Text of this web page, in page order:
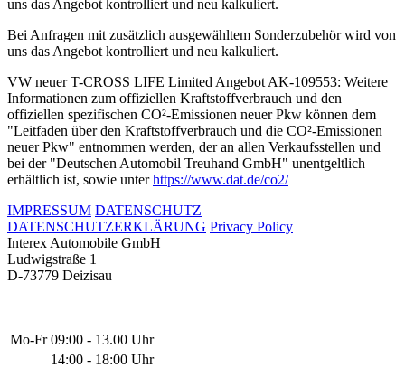
uns das Angebot kontrolliert und neu kalkuliert.
Bei Anfragen mit zusätzlich ausgewähltem Sonderzubehör wird von
uns das Angebot kontrolliert und neu kalkuliert.
VW neuer T-CROSS LIFE Limited Angebot AK-109553: Weitere
Informationen zum offiziellen Kraftstoffverbrauch und den
offiziellen spezifischen CO²-Emissionen neuer Pkw können dem
"Leitfaden über den Kraftstoffverbrauch und die CO²-Emissionen
neuer Pkw" entnommen werden, der an allen Verkaufsstellen und
bei der "Deutschen Automobil Treuhand GmbH" unentgeltlich
erhältlich ist, sowie unterhttps://www.dat.de/co2/
IMPRESSUM DATENSCHUTZ
DATENSCHUTZERKLÄRUNG Privacy Policy
Interex Automobile GmbH
Ludwigstraße 1
D-73779 Deizisau
Mo-Fr 09:00 - 13.00 Uhr
14:00 - 18:00 Uhr